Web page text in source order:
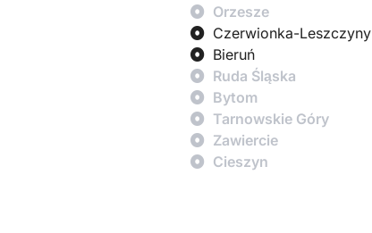
Orzesze
Czerwionka-Leszczyny
Bieruń
Ruda Śląska
Bytom
Tarnowskie Góry
Zawiercie
Cieszyn